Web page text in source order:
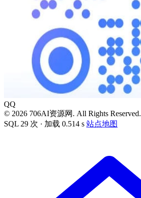
QQ
© 2026 706AI资源网. All Rights Reserved.
SQL 29 次 · 加载 0.514 s 站点地图